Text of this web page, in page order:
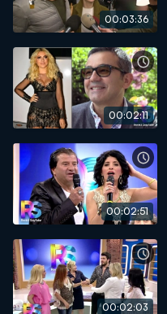
00:03:36
00:02:11
00:02:51
00:02:03